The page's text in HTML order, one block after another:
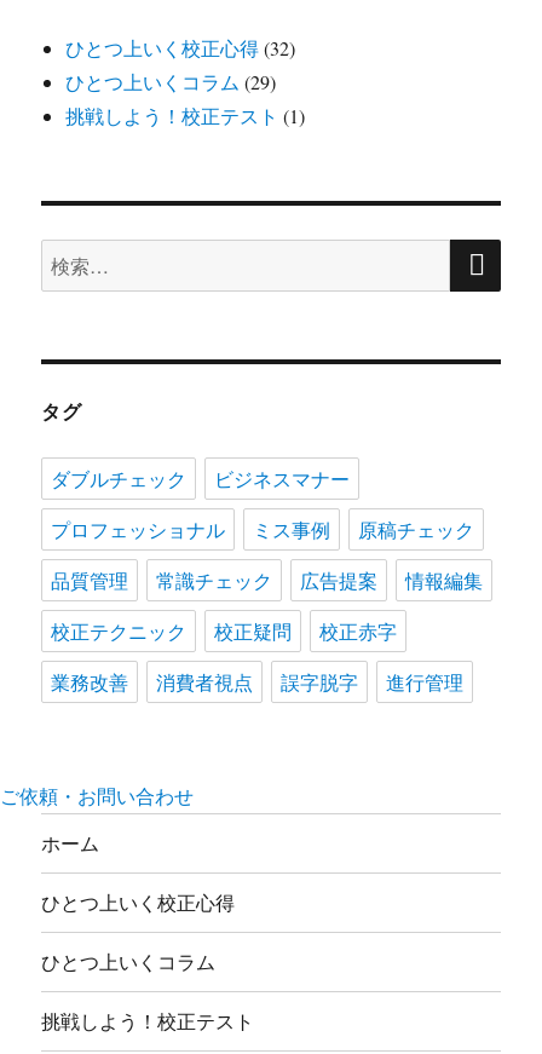
ひとつ上いく校正心得(32)
ひとつ上いくコラム (29)
挑戦しよう！校正テスト (1)
検
索:
検
タグ
ダブルチェック
ビジネスマナー
プロフェッショナル
ミス事例
原稿チェック
品質管理
常識チェック 広告提案
情報編集
校正テクニック
校正疑問
校正赤字
業務改善
消費者視点 誤字脱字 進行管理
ご依頼・お問い合わせ
ホーム
ひとつ上いく校正心得
ひとつ上いくコラム
挑戦しよう！校正テスト